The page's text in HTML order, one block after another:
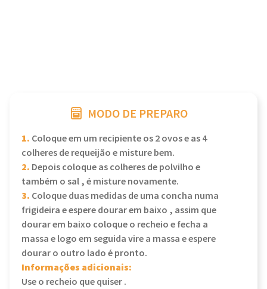
MODO DE PREPARO
1. Coloque em um recipiente os 2 ovos e as 4
colheres de requeijão e misture bem.
2. Depois coloque as colheres de polvilho e
também o sal , é misture novamente.
3. Coloque duas medidas de uma concha numa
frigideira e espere dourar em baixo , assim que
dourar em baixo coloque o recheio e fecha a
massa e logo em seguida vire a massa e espere
dourar o outro lado é pronto.
Informações adicionais:
Use o recheio que quiser .